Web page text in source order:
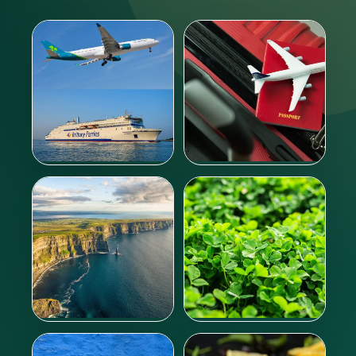
Y aller
En savoir plus
Formalités d’entrée
En savoir plus
Climat Culture